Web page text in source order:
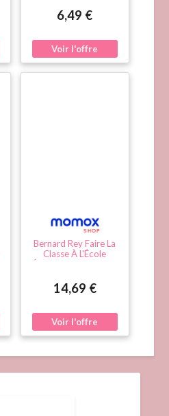
Tout Ce Qu'Il Faut
Savoir Sur Les Chiens
6,49 €
Bernard Rey Faire La
Classe À L'École
Élémentaire : Tout Ce
Débuter Dans Le
Métier
14,69 €